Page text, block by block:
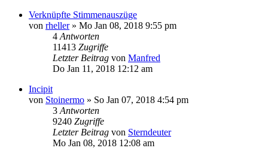
Verknüpfte Stimmenauszüge
von rheller» Mo Jan 08, 2018 9:55 pm
4 Antworten
11413 Zugriffe
Letzter Beitrag von Manfred
Do Jan 11, 2018 12:12 am
Incipit
von Stoinermo » So Jan 07, 2018 4:54 pm
3 Antworten
9240 Zugriffe
Letzter Beitrag von Sterndeuter
Mo Jan 08, 2018 12:08 am